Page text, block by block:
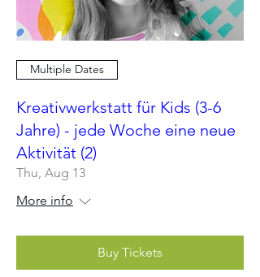
Multiple Dates
Kreativwerkstatt für Kids (3-6
Jahre) - jede Woche eine neue
Aktivität (2)
Thu, Aug 13
More info
Buy Tickets